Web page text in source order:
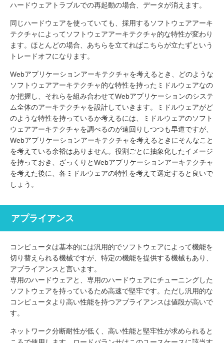
ハードウェアトラブルでの再起動の場合、データが消えます。
同じハードウェアを使っていても、採用するソフトウェアアーキ
テクチャによってソフトウェアアーキテクチャ的な特性が変わり
ます。ほとんどの場合、あちらを立てればこちらが立たずという
トレードオフになります。
Webアプリケーションアーキテクチャを考えるとき、どのような
ソフトウェアアーキテクチャ的な特性を持ったミドルウェアなの
か把握し、それらを組み合わせてWebアプリケーションのシステ
ム全体のアーキテクチャを設計していきます。ミドルウェアがど
のような特性を持っているか考えるには、ミドルウェアのソフト
ウェアアーキテクチャを調べるのが遠回りしつつも早道ですが、
Webアプリケーションアーキテクチャを考えるときにそんなこと
を考えている余裕はありません。役割ごとに抽象化したイメージ
を持っておき、ざっくりとWebアプリケーションアーキテクチャ
を考えた後に、各ミドルウェアの特性を考えて選定すると良いで
しょう。
アプライアンス
コンピュータは基本的には汎用的でソフトウェアによって機能を
切り替えられる機械ですが、特定の機能を提供する機械もあり、
アプライアンスと言います。
専用のハードウェアと、専用のハードウェアにチューニングした
ソフトウェアを持っているため高速で堅牢です。ただし汎用的な
コンピュータより高い性能を持つアプライアンスは値段が高いで
す。
ネットワーク分断耐性が低く、高い性能と堅牢性が求められると